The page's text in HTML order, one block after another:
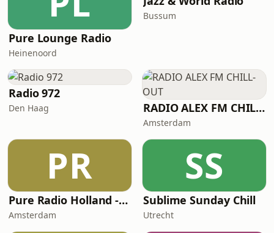
Pure Lounge Radio
Heinenoord
Bussum
Radio 972
Den Haag RADIO ALEX FM CHILL-OUT
Amsterdam
PR
Pure Radio Holland - Downtempo Channel
Amsterdam
SS
Sublime Sunday Chill
Utrecht